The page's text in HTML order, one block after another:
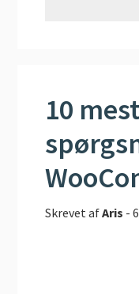
10
Skrevet afAris -